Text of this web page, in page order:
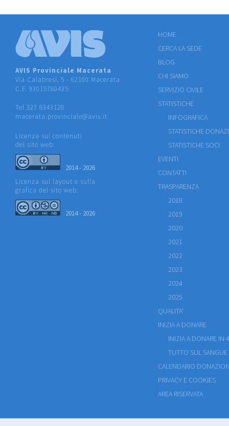
AVIS Provinciale Macerata
Via Calabresi, 5 - 62100 Macerata
C.F. 93015780435
Tel 327 8343128
macerata.provinciale@avis.it
Licenza sui contenuti
del sito web:
2014 - 2026
Licenza sul layout e sulla
grafica del sito web:
2014 - 2026
HOME
CERCA LA SEDE
BLOG
CHI SIAMO
SERVIZIO CIVILE
STATISTICHE
INFOGRAFICA
STATISTICHE
STATISTICHE SOCI
EVENTI
CONTATTI
TRASPARENZA
2018
2019
2020
2021
2022
2023
2024
2025
QUALITA'
INIZIA A DONARE
INIZIA A DONARE IN
TUTTO SUL SANGUE
CALENDARIO
PRIVACY E COOKIES
AREA RISERVATA